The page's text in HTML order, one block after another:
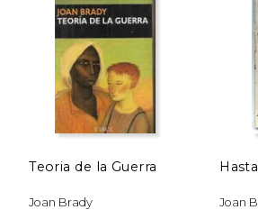
Teoria de la Guerra
Joan Brady Joan